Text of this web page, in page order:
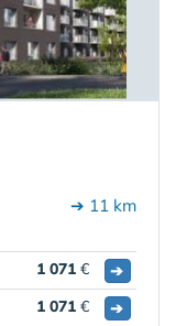
➔ 11 km
1 071 €
➔
1 071 €
➔